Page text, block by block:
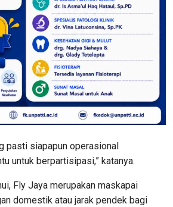
pasti siapapun operasional
untuk berpartisipasi,” katanya.
Fly Jaya merupakan maskapai
domestik atau jarak pendek bagi